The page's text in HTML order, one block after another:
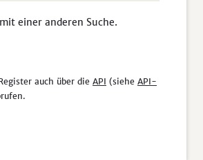
einer anderen Suche.
auch über die API (siehe API-